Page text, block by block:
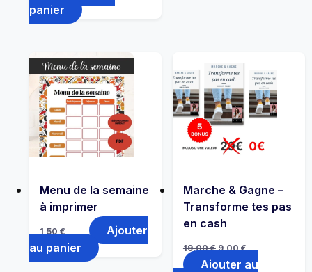
19,00 €.
panier
Menu de la semaine
à imprimer
1,50 €
Ajouter
au panier
Marche & Gagne –
Transforme tes pas
en cash
19,00€ Le
prix
initial
9,00 €Le
prix
actuel
Ajouter au